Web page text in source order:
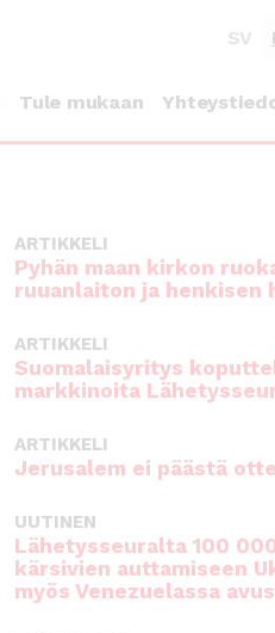
SV
Tule mukaan
ARTIKKELI
Pyhän maan kirkon
ruuanlaiton ja henkisen
ARTIKKELI
Suomalaisyritys
markkinoita
ARTIKKELI
Jerusalem ei päästä
UUTINEN
Lähetysseuralta 100
kärsivien auttamiseen
myös Venezuelassa